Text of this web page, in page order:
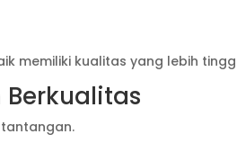
memiliki kualitas yang lebih